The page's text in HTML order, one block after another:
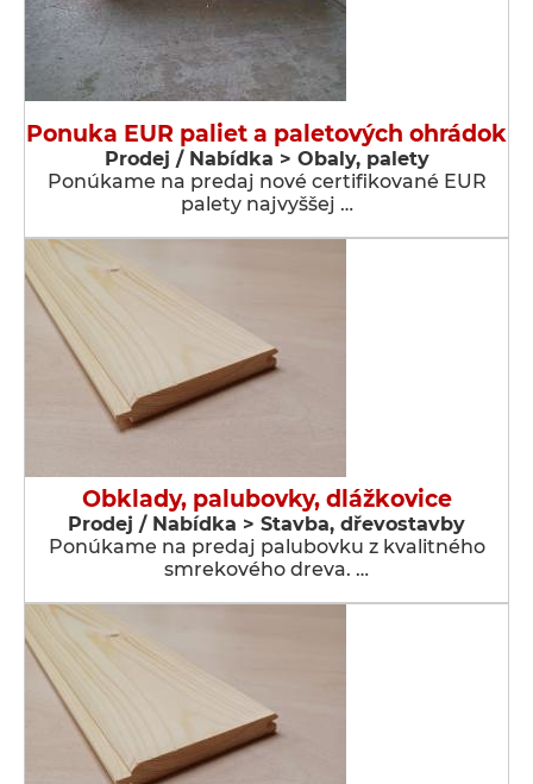
Ponuka EUR paliet a paletových ohrádok
Prodej / Nabídka > Obaly, palety
Ponúkame na predaj nové certifikované EUR
palety najvyššej …
Obklady, palubovky, dlážkovice
Prodej / Nabídka > Stavba, dřevostavby
Ponúkame na predaj palubovku z kvalitného
smrekového dreva. …